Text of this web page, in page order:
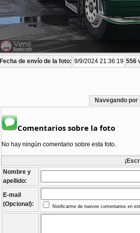
Fecha de envío de la foto: 9/9/2024 21:36:19 556
Navegando
Comentarios sobre la foto
No hay ningún comentario sobre esta foto.
Nombre y
apellido:
E-mail
(Opcional):
Notificarme de nuevos comentarios en